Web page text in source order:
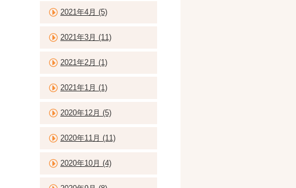
2021年4月 (5)
2021年3月 (11)
2021年2月 (1)
2021年1月 (1)
2020年12月 (5)
2020年11月 (11)
2020年10月 (4)